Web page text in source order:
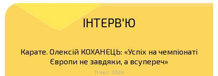
ІНТЕРВ'Ю
Карате. Олексій КОХАНЕЦЬ: «Успіх на чемпіонаті
Європи не завдяки, а всупереч»
11 лют. 2026